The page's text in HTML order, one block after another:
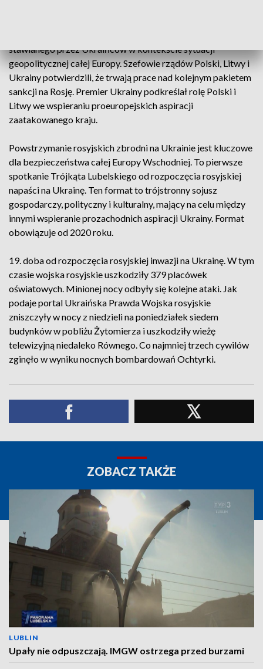
stawianego przez Ukraińców w kontekście sytuacji
geopolitycznej całej Europy. Szefowie rządów Polski, Litwy i
Ukrainy potwierdzili, że trwają prace nad kolejnym pakietem
sankcji na Rosję. Premier Ukrainy podkreślał rolę Polski i
Litwy we wspieraniu proeuropejskich aspiracji
zaatakowanego kraju.
Powstrzymanie rosyjskich zbrodni na Ukrainie jest kluczowe
dla bezpieczeństwa całej Europy Wschodniej. To pierwsze
spotkanie Trójkąta Lubelskiego od rozpoczęcia rosyjskiej
napaści na Ukrainę. Ten format to trójstronny sojusz
gospodarczy, polityczny i kulturalny, mający na celu między
innymi wspieranie prozachodnich aspiracji Ukrainy. Format
obowiązuje od 2020 roku.
19. doba od rozpoczęcia rosyjskiej inwazji na Ukrainę. W tym
czasie wojska rosyjskie uszkodziły 379 placówek
oświatowych. Minionej nocy odbyły się kolejne ataki. Jak
podaje portal Ukraińska Prawda Wojska rosyjskie
zniszczyły w nocy z niedzieli na poniedziałek siedem
budynków w pobliżu Żytomierza i uszkodziły wieżę
telewizyjną niedaleko Równego. Co najmniej trzech cywilów
zginęło w wyniku nocnych bombardowań Ochtyrki.
ZOBACZ TAKŻE
LUBLIN
Upały nie odpuszczają. IMGW ostrzega przed burzami